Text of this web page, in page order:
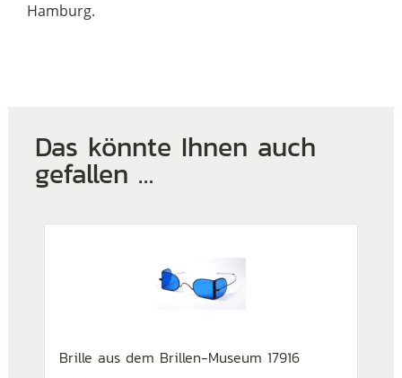
Hamburg.
Das könnte Ihnen auch
gefallen …
Brille aus dem Brillen-Museum 17916